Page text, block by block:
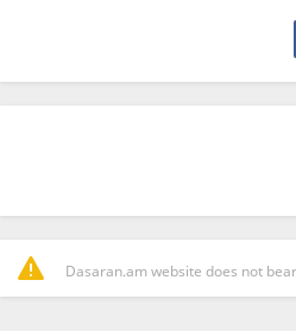
Dasaran.am website does not